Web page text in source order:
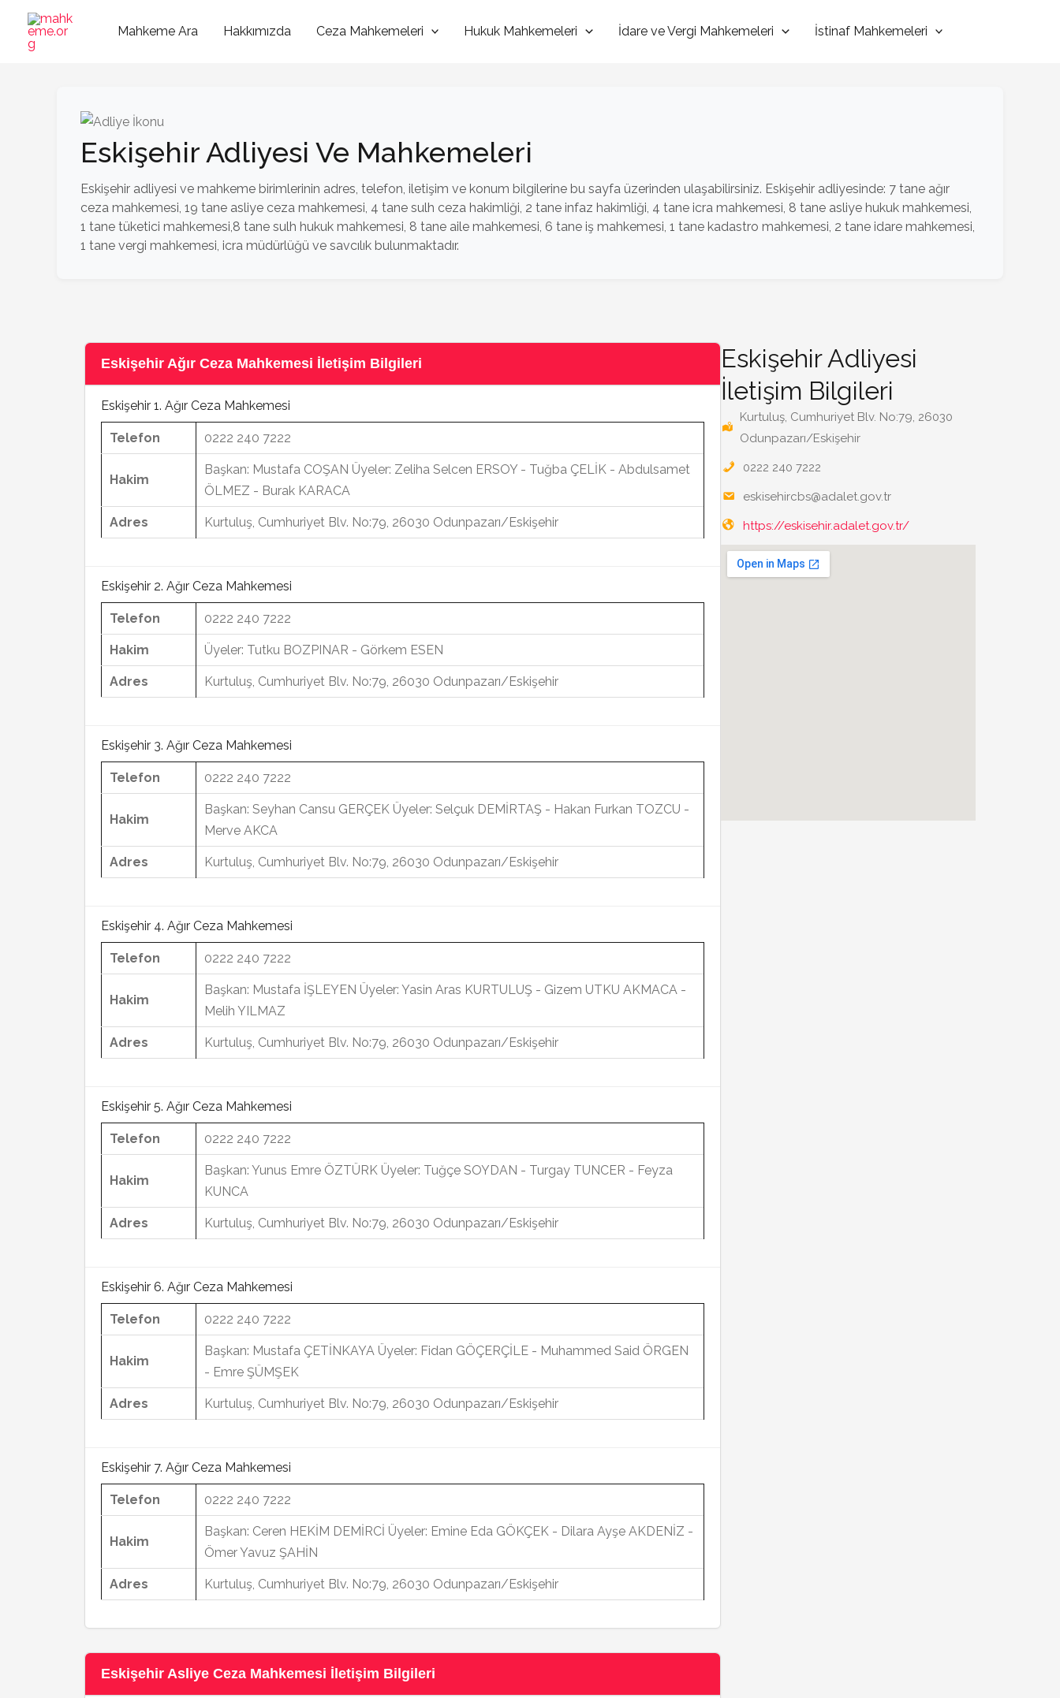
İçeriğe
Mahkeme Ara Hakkımızda Ceza Mahkemeleri Hukuk Mahkemeleri İdare ve Vergi Mahkemeleri İstinaf Mahkemeleri
Eskişehir Adliyesi Ve Mahkemeleri
Eskişehir adliyesi ve mahkeme birimlerinin adres, telefon, iletişim ve konum bilgilerine bu sayfa üzerinden ulaşabilirsiniz. Eskişehir adliyesinde: 7 tane ağır
ceza mahkemesi, 19 tane asliye ceza mahkemesi, 4 tane sulh ceza hakimliği, 2 tane infaz hakimliği, 4 tane icra mahkemesi, 8 tane asliye hukuk mahkemesi,
1 tane tüketici mahkemesi,8 tane sulh hukuk mahkemesi, 8 tane aile mahkemesi, 6 tane iş mahkemesi, 1 tane kadastro mahkemesi, 2 tane idare mahkemesi,
1 tane vergi mahkemesi, icra müdürlüğü ve savcılık bulunmaktadır.
Eskişehir Ağır Ceza Mahkemesi İletişim Bilgileri
Eskişehir 1. Ağır Ceza Mahkemesi
Telefon 0222 240 7222
Hakim
Başkan: Mustafa COŞAN Üyeler: Zeliha Selcen ERSOY - Tuğba ÇELİK - Abdulsamet
ÖLMEZ - Burak KARACA
Adres Kurtuluş, Cumhuriyet Blv. No:79, 26030 Odunpazarı/Eskişehir
Eskişehir 2. Ağır Ceza Mahkemesi
Telefon 0222 240 7222
Hakim Üyeler: Tutku BOZPINAR - Görkem ESEN
Adres Kurtuluş, Cumhuriyet Blv. No:79, 26030 Odunpazarı/Eskişehir
Eskişehir 3. Ağır Ceza Mahkemesi
Telefon 0222 240 7222
Hakim
Başkan: Seyhan Cansu GERÇEK Üyeler: Selçuk DEMİRTAŞ - Hakan Furkan TOZCU -
Merve AKCA
Adres Kurtuluş, Cumhuriyet Blv. No:79, 26030 Odunpazarı/Eskişehir
Eskişehir 4. Ağır Ceza Mahkemesi
Telefon 0222 240 7222
Hakim
Başkan: Mustafa İŞLEYEN Üyeler: Yasin Aras KURTULUŞ - Gizem UTKU AKMACA -
Melih YILMAZ
Adres Kurtuluş, Cumhuriyet Blv. No:79, 26030 Odunpazarı/Eskişehir
Eskişehir 5. Ağır Ceza Mahkemesi
Telefon 0222 240 7222
Hakim
Başkan: Yunus Emre ÖZTÜRK Üyeler: Tuğçe SOYDAN - Turgay TUNCER - Feyza
KUNCA
Adres Kurtuluş, Cumhuriyet Blv. No:79, 26030 Odunpazarı/Eskişehir
Eskişehir 6. Ağır Ceza Mahkemesi
Telefon 0222 240 7222
Hakim
Başkan: Mustafa ÇETİNKAYA Üyeler: Fidan GÖÇERÇİLE - Muhammed Said ÖRGEN
- Emre ŞÜMŞEK
Adres Kurtuluş, Cumhuriyet Blv. No:79, 26030 Odunpazarı/Eskişehir
Eskişehir 7. Ağır Ceza Mahkemesi
Telefon 0222 240 7222
Hakim
Başkan: Ceren HEKİM DEMİRCİ Üyeler: Emine Eda GÖKÇEK - Dilara Ayşe AKDENİZ -
Ömer Yavuz ŞAHİN
Adres Kurtuluş, Cumhuriyet Blv. No:79, 26030 Odunpazarı/Eskişehir
Eskişehir Asliye Ceza Mahkemesi İletişim Bilgileri
Eskişehir Adliyesi
İletişim Bilgileri
Kurtuluş, Cumhuriyet Blv. No:79, 26030
Odunpazarı/Eskişehir
0222 240 7222
eskisehircbs@adalet.gov.tr
https://eskisehir.adalet.gov.tr/